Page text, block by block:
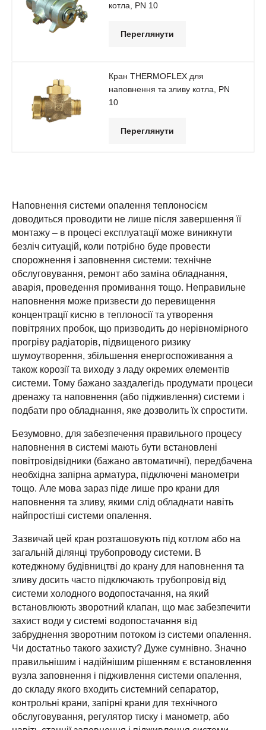
котла, PN 10
Переглянути
Кран ТНERМOFLEX для
наповнення та зливу котла, РN
10
Переглянути
Наповнення системи опалення теплоносієм
доводиться проводити не лише після завершення її
монтажу – в процесі експлуатації може виникнути
безліч ситуацій, коли потрібно буде провести
спорожнення і заповнення системи: технічне
обслуговування, ремонт або заміна обладнання,
аварія, проведення промивання тощо. Неправильне
наповнення може призвести до перевищення
концентрації кисню в теплоносії та утворення
повітряних пробок, що призводить до нерівномірного
прогріву радіаторів, підвищеного ризику
шумоутворення, збільшення енергоспоживання а
також корозії та виходу з ладу окремих елементів
системи. Тому бажано заздалегідь продумати процеси
дренажу та наповнення (або підживлення) системи і
подбати про обладнання, яке дозволить їх спростити.
Безумовно, для забезпечення правильного процесу
наповнення в системі мають бути встановлені
повітровідвідники (бажано автоматичні), передбачена
необхідна запірна арматура, підключені манометри
тощо. Але мова зараз піде лише про крани для
наповнення та зливу, якими слід обладнати навіть
найпростіші системи опалення.
Зазвичай цей кран розташовують під котлом або на
загальній ділянці трубопроводу системи. В
котеджному будівництві до крану для наповнення та
зливу досить часто підключають трубопровід від
системи холодного водопостачання, на який
встановлюють зворотний клапан, що має забезпечити
захист води у системі водопостачання від
забруднення зворотним потоком із системи опалення.
Чи достатньо такого захисту? Дуже сумнівно. Значно
правильнішим і надійнішим рішенням є встановлення
вузла заповнення і підживлення системи опалення,
до складу якого входить системний сепаратор,
контрольні крани, запірні крани для технічного
обслуговування, регулятор тиску і манометр, або